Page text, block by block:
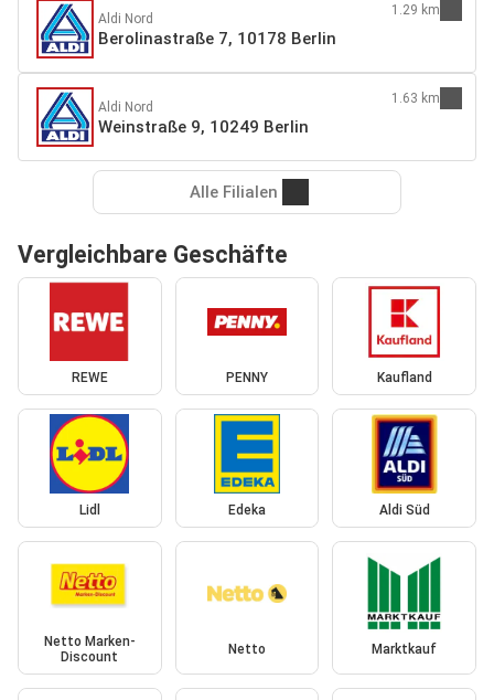
Aldi Nord
Berolinastraße 7, 10178 Berlin
1.29 km
Aldi Nord
Weinstraße 9, 10249 Berlin
1.63 km
Alle Filialen
Vergleichbare Geschäfte
REWE PENNY Kaufland
Lidl Edeka Aldi Süd
Netto Marken-
Discount
Netto Marktkauf